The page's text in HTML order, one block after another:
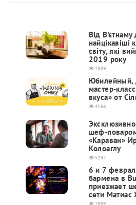
Від
найцікавіші
світу, які
2019 року
1989
Юбилейный,
мастер-
вкуса» от
4166
шеф-
«Караван»
Колоаглу
5297
6 и 7
бармена в
приезжает
сети Матиас